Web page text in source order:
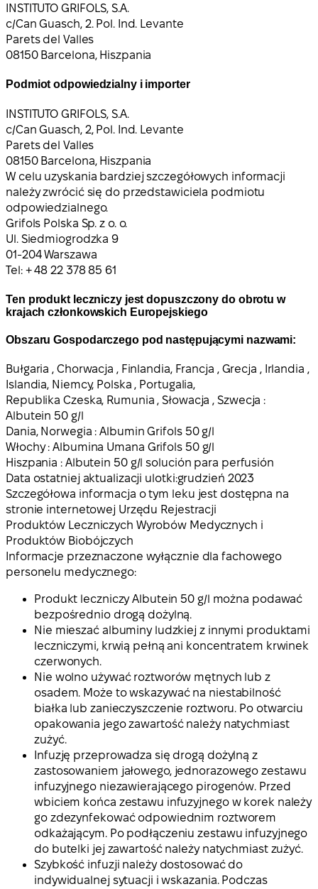
INSTITUTO GRIFOLS, S.A.
c/Can Guasch, 2. Pol. Ind. Levante
Parets del Valles
08150 Barcelona, Hiszpania
Podmiot odpowiedzialny i importer
INSTITUTO GRIFOLS, S.A.
c/Can Guasch, 2, Pol. Ind. Levante
Parets del Valles
08150 Barcelona, Hiszpania
W celu uzyskania bardziej szczegółowych informacji
należy zwrócić się do przedstawiciela podmiotu
odpowiedzialnego.
Grifols Polska Sp. z o. o.
Ul. Siedmiogrodzka 9
01-204 Warszawa
Tel: + 48 22 378 85 61
Ten produkt leczniczy jest dopuszczony do obrotu w
krajach członkowskich Europejskiego
Obszaru Gospodarczego pod następującymi nazwami:
Bułgaria , Chorwacja , Finlandia, Francja , Grecja , Irlandia ,
Islandia, Niemcy, Polska , Portugalia,
Republika Czeska, Rumunia , Słowacja , Szwecja :
Albutein 50 g/l
Dania, Norwegia :Albumin Grifols 50 g/l
Włochy :Albumina Umana Grifols 50 g/l
Hiszpania : Albutein 50 g/l solución para perfusión
Data ostatniej aktualizacji ulotki:grudzień 2023
Szczegółowa informacja o tym leku jest dostępna na
stronie internetowej Urzędu Rejestracji
Produktów Leczniczych Wyrobów Medycznych i
Produktów Biobójczych
Informacje przeznaczone wyłącznie dla fachowego
personelu medycznego:
Produkt leczniczy Albutein 50 g/l można podawać
bezpośrednio drogą dożylną.
Nie mieszać albuminy ludzkiej z innymi produktami
leczniczymi, krwią pełną ani koncentratem krwinek
czerwonych.
Nie wolno używać roztworów mętnych lub z
osadem. Może to wskazywać na niestabilność
białka lub zanieczyszczenie roztworu. Po otwarciu
opakowania jego zawartość należy natychmiast
zużyć.
Infuzję przeprowadza się drogą dożylną z
zastosowaniem jałowego, jednorazowego zestawu
infuzyjnego niezawierającego pirogenów. Przed
wbiciem końca zestawu infuzyjnego w korek należy
go zdezynfekować odpowiednim roztworem
odkażającym. Po podłączeniu zestawu infuzyjnego
do butelki jej zawartość należy natychmiast zużyć.
Szybkość infuzji należy dostosować do
indywidualnej sytuacji i wskazania. Podczas